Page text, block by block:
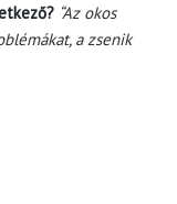
“Az okos
a zsenik